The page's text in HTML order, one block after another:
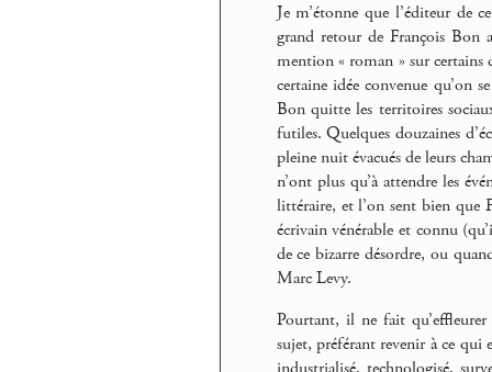
Je m’étonne que l’éditeur de
grand retour de François Bon
mention « roman » sur certains
certaine idée convenue qu’on
Bon quitte les territoires
futiles. Quelques douzaines
pleine nuit évacués de leurs
n’ont plus qu’à attendre les
littéraire, et l’on sent bien que
écrivain vénérable et connu
de ce bizarre désordre, ou
Marc Levy.
Pourtant, il ne fait
sujet, préférant revenir à ce qui